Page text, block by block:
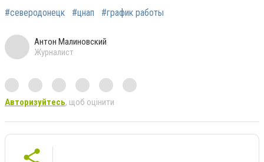
#северодонецк #цнап #график работы
Антон Малиновский
Журналист
Авторизуйтесь, щоб оцінити